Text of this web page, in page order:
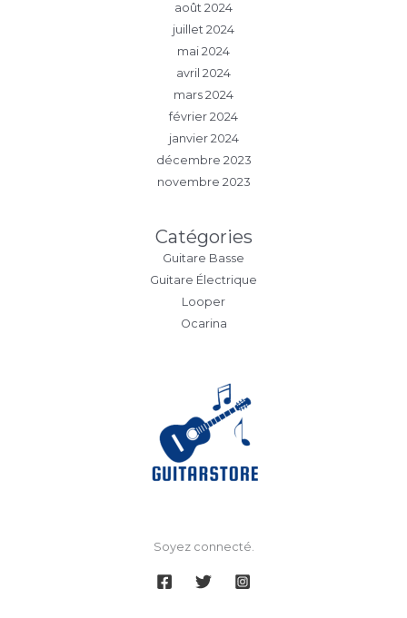
août 2024
juillet 2024
mai 2024
avril 2024
mars 2024
février 2024
janvier 2024
décembre 2023
novembre 2023
Catégories
Guitare Basse
Guitare Électrique
Looper
Ocarina
Soyez connecté.